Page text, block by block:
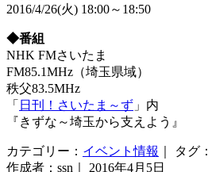
2016/4/26(火) 18:00～18:50
◆番組
NHK FMさいたま
FM85.1MHz（埼玉県域）
秩父83.5MHz
「 日刊！さいたま～ず 」内
『きずな～埼玉から支えよう』
カテゴリー： イベント情報 ｜ タグ：
作成者：ssn｜ 2016年4月5日